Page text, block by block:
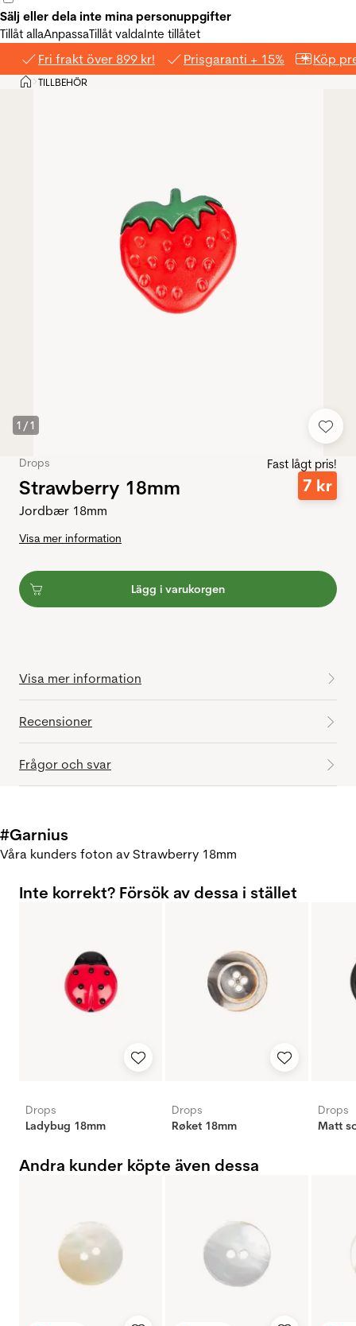
Sälj eller dela inte mina personuppgifter
Tillåt allaAnpassaTillåt valdaInte tillåtet
Fri frakt över 899 kr! Prisgaranti + 15% Köp
Hem
>TILLBEHÖR
1 /1
Drops
Strawberry 18mm
Fast lågt pris!
7 kr
Jordbær 18mm
Visa mer information
Lägg i varukorgen
Visa mer information
Recensioner
Frågor och svar
#Garnius
Våra kunders foton av Strawberry 18mm
Inte korrekt? Försök av dessa i stället
Drops
Ladybug 18mm
Drops
Røket 18mm
Drops
Matt
Andra kunder köpte även dessa